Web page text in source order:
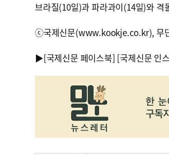
브라질(10일)과 파라과이(14일)와 격
ⓒ국제신문(www.kookje.co.kr), 무
▶[국제신문 페이스북] [국제신문 인